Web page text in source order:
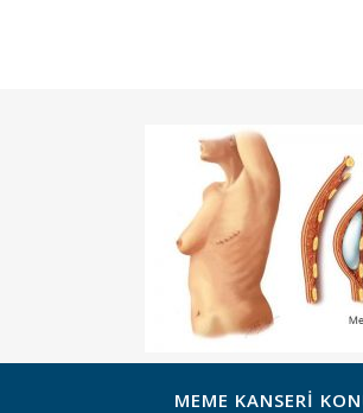
MEME KANSERI